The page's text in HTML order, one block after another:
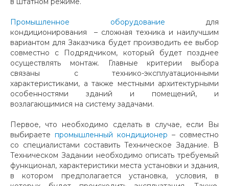
Промышленное оборудование для
кондиционирования – сложная техника и наилучшим
вариантом для Заказчика будет производить ее выбор
совместно с Подрядчиком, который будет позднее
осуществлять монтаж. Главные критерии выбора
связаны с технико-эксплуатационными
характеристиками, а также местными архитектурными
особенностями зданий и помещений, и
возлагающимися на систему задачами.
Первое, что необходимо сделать в случае, если Вы
выбираете промышленный кондиционер – совместно
со специалистами составить Техническое Задание. В
Техническом Задании необходимо описать требуемый
функционал, характеристики места установки и здания,
в котором предполагается установка, условия, в